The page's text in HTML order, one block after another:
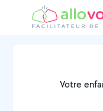
Votre